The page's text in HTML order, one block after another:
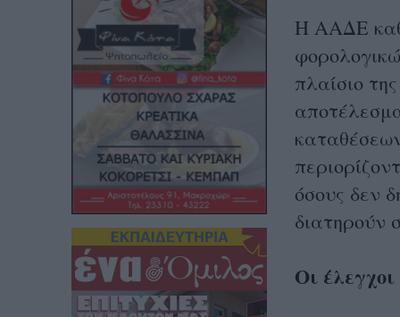
Η ΑΑΔΕ
πλαίσιο
όσους δεν
διατηρούν
Οι